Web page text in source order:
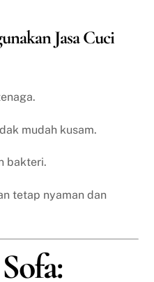
Jasa Cuci
mudah kusam.
bakteri.
tetap nyaman dan